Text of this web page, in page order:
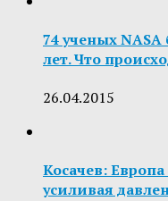
74 ученых
лет. Что
26.04.2015
Косачев:
усиливая